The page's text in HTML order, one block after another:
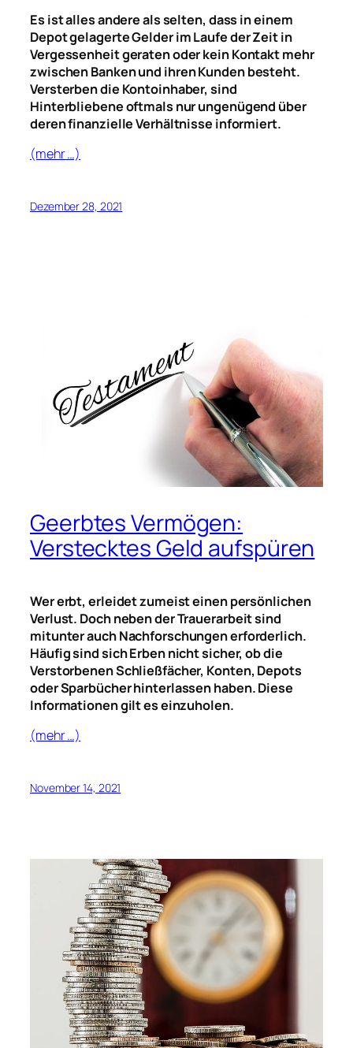
Es ist alles andere als selten, dass in einem
Depot gelagerte Gelder im Laufe der Zeit in
Vergessenheit geraten oder kein Kontakt mehr
zwischen Banken und ihren Kunden besteht.
Versterben die Kontoinhaber, sind
Hinterbliebene oftmals nur ungenügend über
deren finanzielle Verhältnisse informiert.
(mehr …)
Dezember 28, 2021
Geerbtes Vermögen:
Verstecktes Geld aufspüren
Wer erbt, erleidet zumeist einen persönlichen
Verlust. Doch neben der Trauerarbeit sind
mitunter auch Nachforschungen erforderlich.
Häufig sind sich Erben nicht sicher, ob die
Verstorbenen Schließfächer, Konten, Depots
oder Sparbücher hinterlassen haben. Diese
Informationen gilt es einzuholen.
(mehr …)
November 14, 2021